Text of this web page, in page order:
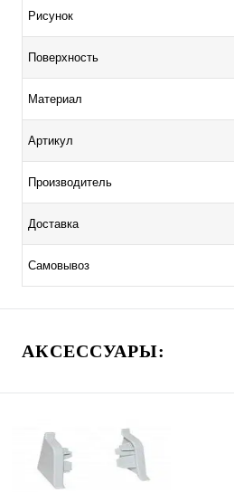
Рисунок
Поверхность
Материал
Артикул
Производитель
Доставка
Самовывоз
АКСЕССУАРЫ: